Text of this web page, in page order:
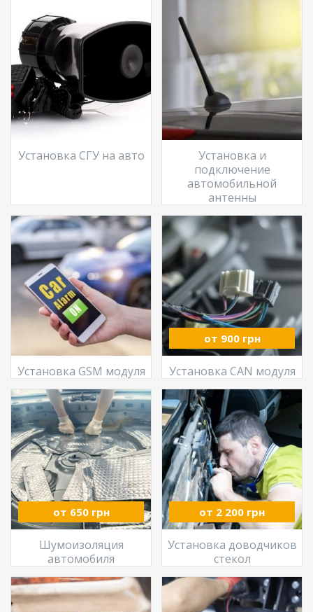
Установка СГУ на авто
Установка и
подключение
автомобильной
антенны
Установка GSM модуля
от 900 грн
Установка CAN модуля
от 650 грн
Шумоизоляция
автомобиля
от 2 200 грн
Установка доводчиков
стекол